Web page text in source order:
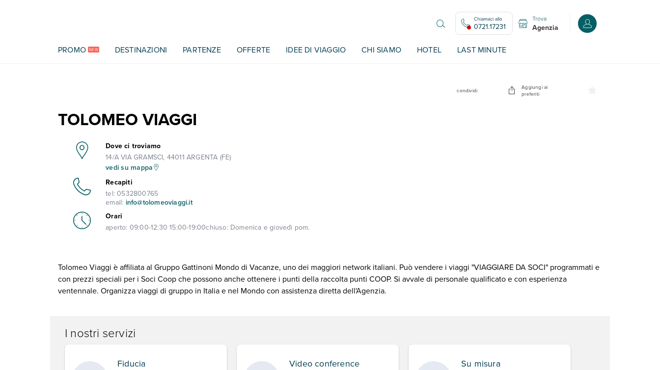
Chiamaci allo
0721.17231
Trova
Agenzia Accedi o registrati
PROMO NEW DESTINAZIONI PARTENZE OFFERTE IDEE DI VIAGGIO CHI SIAMO HOTEL LAST MINUTE
condividi
Aggiungi ai
preferiti
TOLOMEO VIAGGI
Dove ci troviamo
14/A VIA GRAMSCI, 44011 ARGENTA (FE)
vedi su mappa
Recapiti
tel:0532800765
email: info@tolomeoviaggi.it
Orari
aperto: 09:00-12:30 15:00-19:00chiuso: Domenica e giovedì pom.
Tolomeo Viaggi è affiliata al Gruppo Gattinoni Mondo di Vacanze, uno dei maggiori network italiani. Può vendere i viaggi "VIAGGIARE DA SOCI" programmati e
con prezzi speciali per i Soci Coop che possono anche ottenere i punti della raccolta punti COOP. Si avvale di personale qualificato e con esperienza
ventennale. Organizza viaggi di gruppo in Italia e nel Mondo con assistenza diretta dell'Agenzia.
I nostri servizi
Fiducia Video conference Su misura